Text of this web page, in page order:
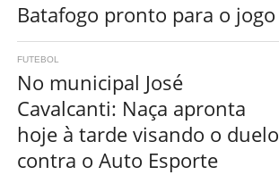
Batafogo pronto para o jogo
FUTEBOL
No municipal José
Cavalcanti: Naça apronta
hoje à tarde visando o duelo
contra o Auto Esporte